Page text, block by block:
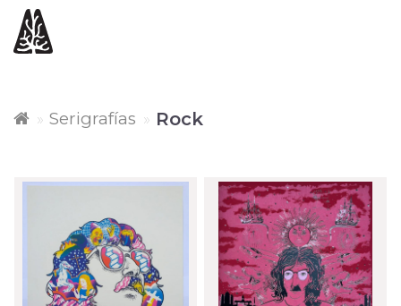
Serigrafías Rock